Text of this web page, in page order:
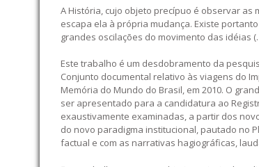
A História, cujo objeto precípuo é observar
escapa ela à própria mudança. Existe
grandes oscilações do movimento das idéias
Este trabalho é um desdobramento da
Conjunto documental relativo às viagens do
Memória do Mundo do Brasil, em 2010. O
ser apresentado para a candidatura ao
exaustivamente examinadas, a partir dos
do novo paradigma institucional, pautado no
factual e com as narrativas hagiográficas,